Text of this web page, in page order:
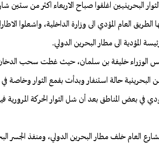
البحرينيين اغلقوا صباح الاربعاء اكثر من ستين
العام المؤدي الى وزارة الداخلية، واشعلوا
المؤدية الى مطار البحرين الدولي.
الوزراء خليفة بن سلمان، حيث غطت سحب الدخان
حالة استنفار وبدأت بقمع الثوار وخاصة في
في بعض المناطق بعد أن شل الثوار الحركة
العام خلف مطار البحرين الدولي، ومنفذ الجسر